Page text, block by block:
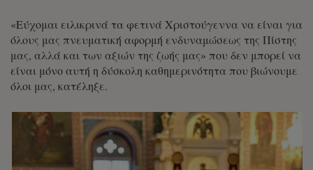
«Εύχομαι ειλικρινά τα φετινά Χριστούγεννα να είναι για
όλους μας πνευματική αφορμή ενδυναμώσεως της Πίστης
μας, αλλά και των αξιών της ζωής μας» που δεν μπορεί να
είναι μόνο αυτή η δύσκολη καθημερινότητα που βιώνουμε
όλοι μας, κατέληξε.